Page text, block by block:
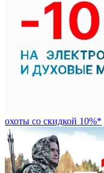
охоты со скидкой 10%*